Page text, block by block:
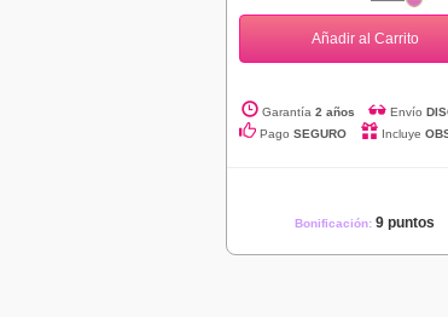
Añadir al Carrito
Garantía 2 años Envío
Pago SEGURO Incluye
Bonificación: 9 puntos